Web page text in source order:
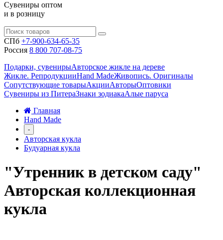
Сувениры оптом
и в розницу
СПб +7-900-634-65-35
Россия 8 800 707-08-75
Подарки, сувенирыАвторское жикле на дереве
Жикле. РепродукцииHand MadeЖивопись. Оригиналы
Сопутствующие товарыАкцииАвторыОптовики
Сувениры из ПитераЗнаки зодиакаАлые паруса
Главная
Hand Made
-
Авторская кукла
Будуарная кукла
"Утренник в детском саду"
Авторская коллекционная
кукла